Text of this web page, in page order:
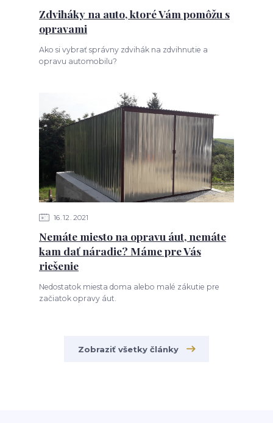
Zdviháky na auto, ktoré Vám pomôžu s
opravami
Ako si vybrať správny zdvihák na zdvihnutie a
opravu automobilu?
16 12 2021
Nemáte miesto na opravu áut, nemáte
kam dať náradie? Máme pre Vás
riešenie
Nedostatok miesta doma alebo malé zákutie pre
začiatok opravy áut.
Zobraziť všetky články